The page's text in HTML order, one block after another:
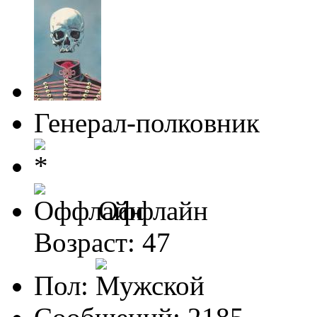
Генерал-полковник
Оффлайн
Возраст: 47
Пол: